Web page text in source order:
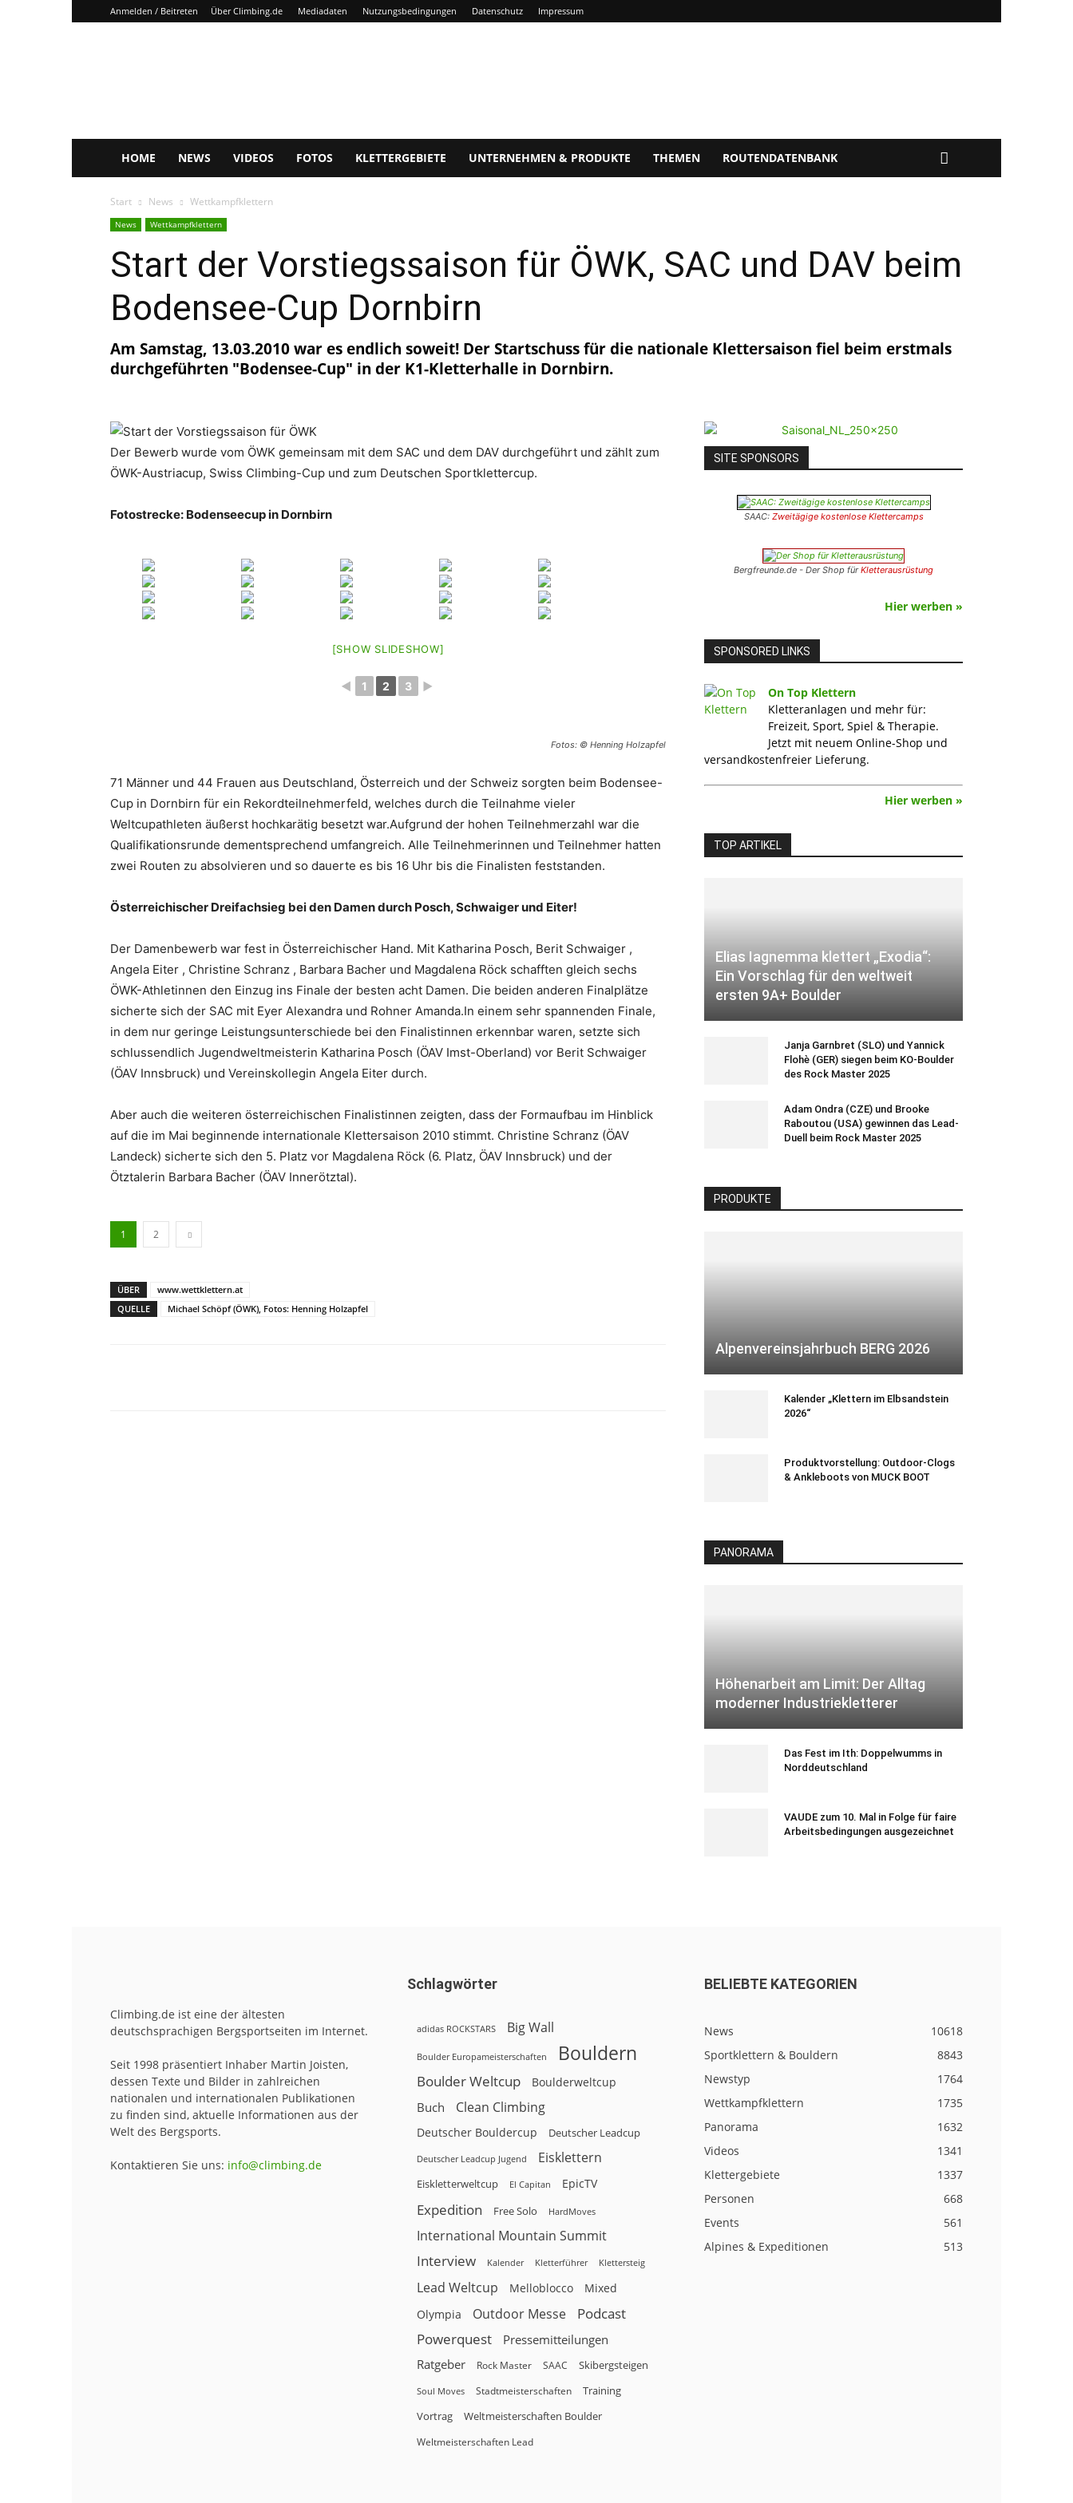
Anmelden / Beitreten Über Climbing.de Mediadaten Nutzungsbedingungen Datenschutz Impressum
HOME NEWS VIDEOS FOTOS KLETTERGEBIETE UNTERNEHMEN & PRODUKTE THEMEN ROUTENDATENBANK
Start News Wettkampfklettern
News Wettkampfklettern
Start der Vorstiegssaison für ÖWK, SAC und DAV beim
Bodensee-Cup Dornbirn
Am Samstag, 13.03.2010 war es endlich soweit! Der Startschuss für die nationale Klettersaison fiel beim erstmals
durchgeführten "Bodensee-Cup" in der K1-Kletterhalle in Dornbirn.
Der Bewerb wurde vom ÖWK gemeinsam mit dem SAC und dem DAV durchgeführt und zählt zum
ÖWK-Austriacup, Swiss Climbing-Cup und zum Deutschen Sportklettercup.
Fotostrecke: Bodenseecup in Dornbirn
[SHOW SLIDESHOW]
◄ 1 2 3 ►
Fotos: © Henning Holzapfel
71 Männer und 44 Frauen aus Deutschland, Österreich und der Schweiz sorgten beim Bodensee-
Cup in Dornbirn für ein Rekordteilnehmerfeld, welches durch die Teilnahme vieler
Weltcupathleten äußerst hochkarätig besetzt war.Aufgrund der hohen Teilnehmerzahl war die
Qualifikationsrunde dementsprechend umfangreich. Alle Teilnehmerinnen und Teilnehmer hatten
zwei Routen zu absolvieren und so dauerte es bis 16 Uhr bis die Finalisten feststanden.
Österreichischer Dreifachsieg bei den Damen durch Posch, Schwaiger und Eiter!
Der Damenbewerb war fest in Österreichischer Hand. Mit Katharina Posch, Berit Schwaiger ,
Angela Eiter , Christine Schranz , Barbara Bacher und Magdalena Röck schafften gleich sechs
ÖWK-Athletinnen den Einzug ins Finale der besten acht Damen. Die beiden anderen Finalplätze
sicherte sich der SAC mit Eyer Alexandra und Rohner Amanda.In einem sehr spannenden Finale,
in dem nur geringe Leistungsunterschiede bei den Finalistinnen erkennbar waren, setzte sich
schlussendlich Jugendweltmeisterin Katharina Posch (ÖAV Imst-Oberland) vor Berit Schwaiger
(ÖAV Innsbruck) und Vereinskollegin Angela Eiter durch.
Aber auch die weiteren österreichischen Finalistinnen zeigten, dass der Formaufbau im Hinblick
auf die im Mai beginnende internationale Klettersaison 2010 stimmt. Christine Schranz (ÖAV
Landeck) sicherte sich den 5. Platz vor Magdalena Röck (6. Platz, ÖAV Innsbruck) und der
Ötztalerin Barbara Bacher (ÖAV Innerötztal).
1 2
ÜBER
www.wettklettern.at
QUELLE
Michael Schöpf (ÖWK), Fotos: Henning Holzapfel
SITE SPONSORS
SAAC: Zweitägige kostenlose Klettercamps
Bergfreunde.de - Der Shop fürKletterausrüstung
Hier werben »
SPONSORED LINKS
On Top Klettern
Kletteranlagen und mehr für:
Freizeit, Sport, Spiel & Therapie.
Jetzt mit neuem Online-Shop und
versandkostenfreier Lieferung.
Hier werben »
TOP ARTIKEL
Elias Iagnemma klettert „Exodia“:
Ein Vorschlag für den weltweit
ersten 9A+ Boulder
Janja Garnbret (SLO) und Yannick
Flohè (GER) siegen beim KO-Boulder
des Rock Master 2025
Adam Ondra (CZE) und Brooke
Raboutou (USA) gewinnen das Lead-
Duell beim Rock Master 2025
PRODUKTE
Alpenvereinsjahrbuch BERG 2026
Kalender „Klettern im Elbsandstein
2026“
Produktvorstellung: Outdoor-Clogs
& Ankleboots von MUCK BOOT
PANORAMA
Höhenarbeit am Limit: Der Alltag
moderner Industriekletterer
Das Fest im Ith: Doppelwumms in
Norddeutschland
VAUDE zum 10. Mal in Folge für faire
Arbeitsbedingungen ausgezeichnet
Climbing.de ist eine der ältesten
deutschsprachigen Bergsportseiten im Internet.
Seit 1998 präsentiert Inhaber Martin Joisten,
dessen Texte und Bilder in zahlreichen
nationalen und internationalen Publikationen
zu finden sind, aktuelle Informationen aus der
Welt des Bergsports.
Kontaktieren Sie uns: info@climbing.de
Schlagwörter
adidas ROCKSTARS Big Wall
Boulder Europameisterschaften Bouldern
Boulder Weltcup Boulderweltcup
Buch Clean Climbing
Deutscher Bouldercup Deutscher Leadcup
Deutscher Leadcup Jugend Eisklettern
Eiskletterweltcup El Capitan EpicTV
Expedition Free Solo HardMoves
International Mountain Summit
Interview Kalender Kletterführer Klettersteig
Lead Weltcup Melloblocco Mixed
Olympia Outdoor Messe
Podcast
Powerquest
Pressemitteilungen
Ratgeber Rock Master SAAC Skibergsteigen
Soul Moves Stadtmeisterschaften
Training
Vortrag
Weltmeisterschaften Boulder
Weltmeisterschaften Lead
BELIEBTE KATEGORIEN
News
10618
Sportklettern & Bouldern
8843
Newstyp
1764
Wettkampfklettern
1735
Panorama
1632
Videos
1341
Klettergebiete
1337
Personen
668
Events
561
Alpines & Expeditionen
513